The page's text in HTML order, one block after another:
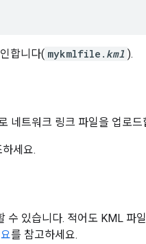
합니다( mykmlfile. kml ).
네트워크 링크 파일을 업로드
세요.
수 있습니다. 적어도 KML 파
를 참고하세요.